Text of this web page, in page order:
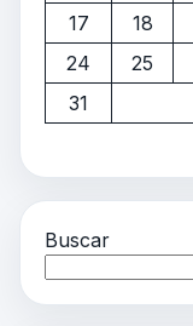
17
18
24
25
31
Buscar